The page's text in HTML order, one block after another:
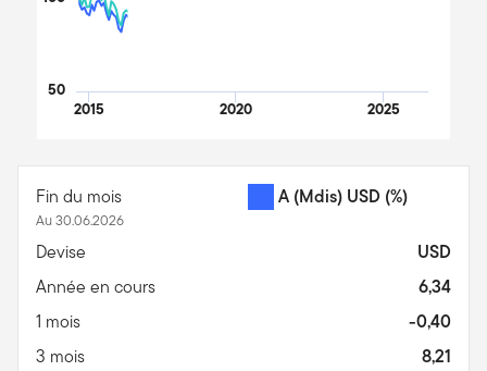
2020
2015 2025
50
Fin du mois
Au 30.06.2026
A (Mdis) USD (%)
Devise
USD
Année en cours
6,34
1 mois
-0,40
3 mois
8,21